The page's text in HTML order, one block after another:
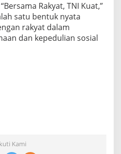
Rakyat, TNI Kuat,”
satu bentuk nyata
rakyat dalam
dan kepedulian sosial
Kami